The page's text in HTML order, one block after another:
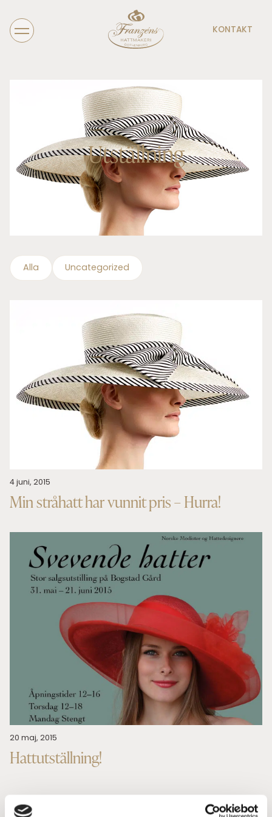
KONTAKT
Utställning
Alla Uncategorized
4 juni, 2015
Min stråhatt har vunnit pris – Hurra!
20 maj, 2015
Hattutställning!